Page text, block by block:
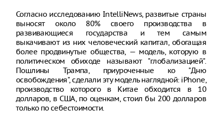
Согласно исследованию IntelliNews, развитые страны
выносят около 80% своего производства в
развивающиеся государства и тем самым
выкачивают из них человеческий капитал, обогащая
более продвинутые общества, — модель, которую в
политическом обиходе называют "глобализацией".
Пошлины Трампа, приуроченные ко "Дню
освобождения", сделали эту модель наглядной: iPhone,
производство которого в Китае обходится в 10
долларов, в США, по оценкам, стоил бы 200 долларов
только по себестоимости.